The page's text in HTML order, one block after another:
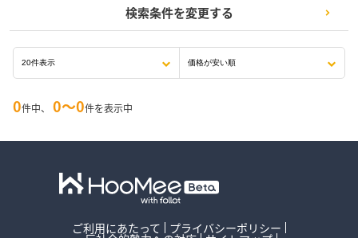
検索条件を変更する
0件中、 0〜0件を表示中
ご利用にあたって プライバシーポリシー